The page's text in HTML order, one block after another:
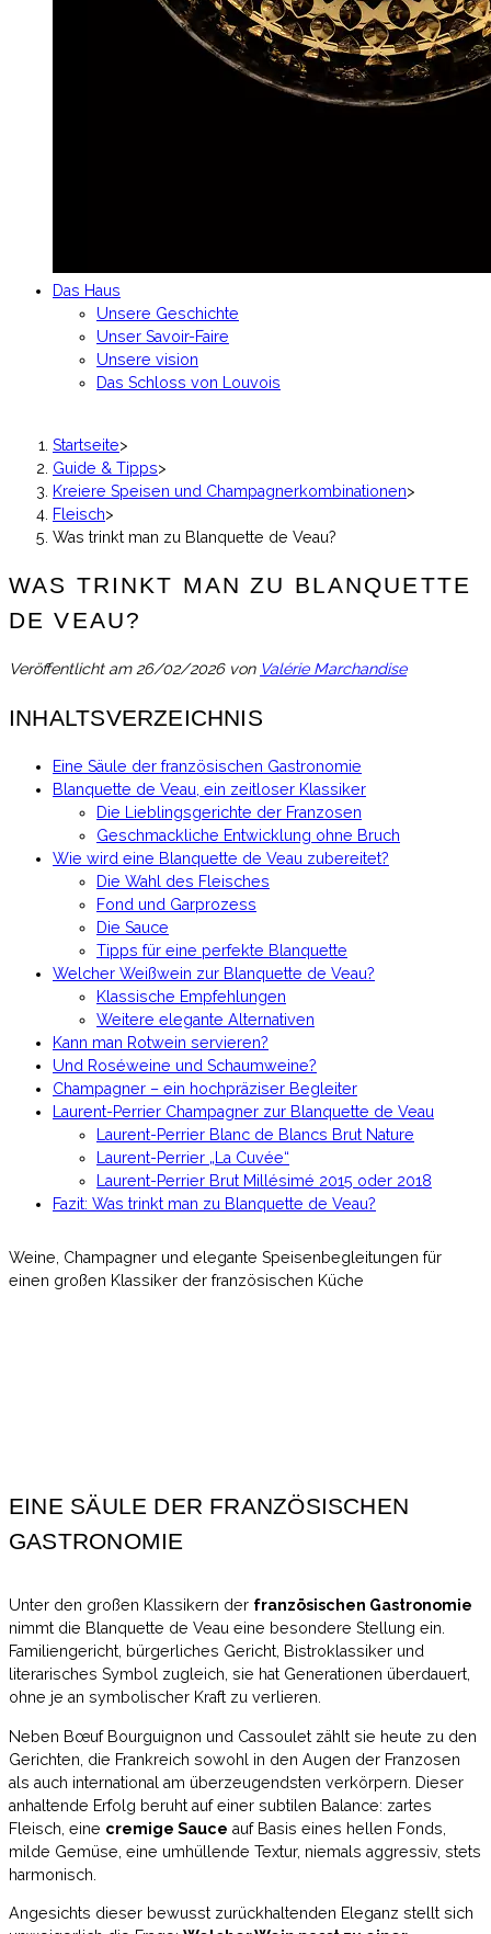
Das Haus
Unsere Geschichte
Unser Savoir-Faire
Unsere vision
Das Schloss von Louvois
Startseite>
Guide & Tipps>
Kreiere Speisen und Champagnerkombinationen>
Fleisch>
Was trinkt man zu Blanquette de Veau?
WAS TRINKT MAN ZU BLANQUETTE
DE VEAU?
Veröffentlicht am 26/02/2026 von Valérie Marchandise
INHALTSVERZEICHNIS
Eine Säule der französischen Gastronomie
Blanquette de Veau, ein zeitloser Klassiker
Die Lieblingsgerichte der Franzosen
Geschmackliche Entwicklung ohne Bruch
Wie wird eine Blanquette de Veau zubereitet?
Die Wahl des Fleisches
Fond und Garprozess
Die Sauce
Tipps für eine perfekte Blanquette
Welcher Weißwein zur Blanquette de Veau?
Klassische Empfehlungen
Weitere elegante Alternativen
Kann man Rotwein servieren?
Und Roséweine und Schaumweine?
Champagner – ein hochpräziser Begleiter
Laurent-Perrier Champagner zur Blanquette de Veau
Laurent-Perrier Blanc de Blancs Brut Nature
Laurent-Perrier „La Cuvée“
Laurent-Perrier Brut Millésimé 2015 oder 2018
Fazit: Was trinkt man zu Blanquette de Veau?
Weine, Champagner und elegante Speisenbegleitungen für
einen großen Klassiker der französischen Küche
EINE SÄULE DER FRANZÖSISCHEN
GASTRONOMIE
Unter den großen Klassikern der französischen Gastronomie
nimmt die Blanquette de Veau eine besondere Stellung ein.
Familiengericht, bürgerliches Gericht, Bistroklassiker und
literarisches Symbol zugleich, sie hat Generationen überdauert,
ohne je an symbolischer Kraft zu verlieren.
Neben Bœuf Bourguignon und Cassoulet zählt sie heute zu den
Gerichten, die Frankreich sowohl in den Augen der Franzosen
als auch international am überzeugendsten verkörpern. Dieser
anhaltende Erfolg beruht auf einer subtilen Balance: zartes
Fleisch, eine cremige Sauce auf Basis eines hellen Fonds,
milde Gemüse, eine umhüllende Textur, niemals aggressiv, stets
harmonisch.
Angesichts dieser bewusst zurückhaltenden Eleganz stellt sich